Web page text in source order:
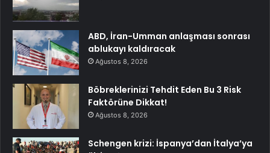
ABD, İran-Umman anlaşması sonrası
ablukayı kaldıracak
Ağustos 8, 2026
Böbreklerinizi Tehdit Eden Bu 3 Risk
Faktörüne Dikkat!
Ağustos 8, 2026
Schengen krizi: İspanya’dan İtalya’ya